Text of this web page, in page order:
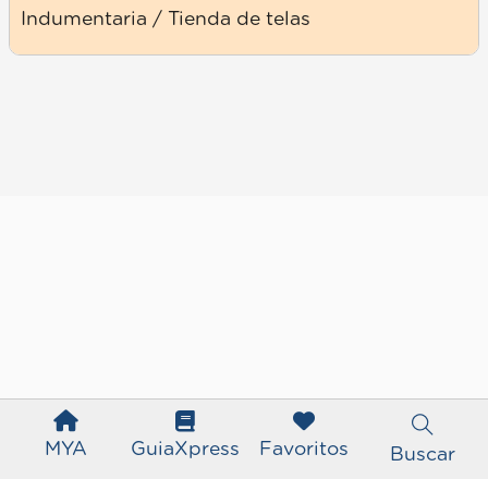
MYA GuiaXpress Favoritos Buscar
Indumentaria / Tienda de telas